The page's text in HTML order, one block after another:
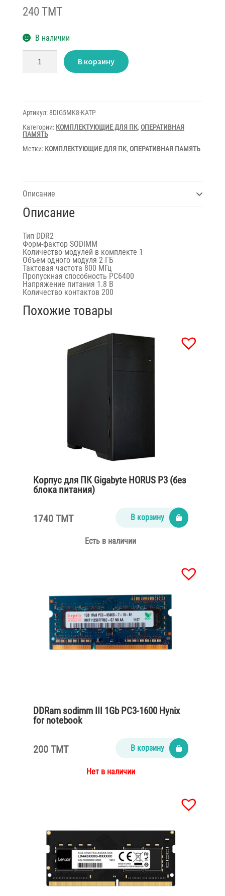
240 TMT
В наличии
Количество
товара
TwinMos
В корзину
Артикул: 8DIG5MK8-KATP
Категории: КОМПЛЕКТУЮЩИЕ ДЛЯ ПК, ОПЕРАТИВНАЯ
ПАМЯТЬ
Метки: КОМПЛЕКТУЮЩИЕ ДЛЯ ПК, ОПЕРАТИВНАЯ ПАМЯТЬ
Описание
Описание
Тип DDR2
Форм-фактор SODIMM
Количество модулей в комплекте 1
Объем одного модуля 2 ГБ
Тактовая частота 800 МГц
Пропускная способность PC6400
Напряжение питания 1.8 В
Количество контактов 200
Похожие товары
Корпус для ПК Gigabyte HORUS P3 (без
блока питания)
1740 TMT В корзину
Есть в наличии
DDRam sodimm III 1Gb PC3-1600 Hynix
for notebook
200 TMT В корзину
Нет в наличии